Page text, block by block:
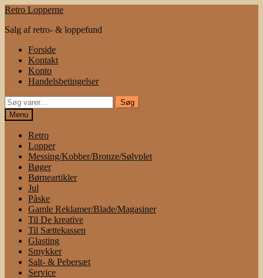
Spring
navigation
Spring
indhold
Retro Lopperne
Salg af retro- & loppefund
Forside
Kontakt
Konto
Handelsbetingelser
Søg
efter:
Søg
Menu
Retro
Lopper
Messing/Kobber/Bronze/Sølvplet
Bøger
Børneartikler
Jul
Påske
Gamle Reklamer/Blade/Magasiner
Til De kreative
Til Sættekassen
Glasting
Smykker
Salt- & Pebersæt
Service